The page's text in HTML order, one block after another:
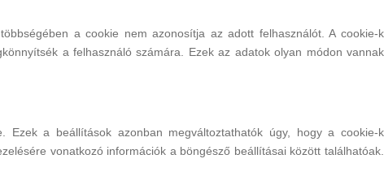
a cookie nem azonosítja az adott felhasználót. A cookie-k
a felhasználó számára. Ezek az adatok olyan módon vannak
Ezek a beállítások azonban megváltoztathatók úgy, hogy a cookie-k
vonatkozó információk a böngésző beállításai között találhatóak.